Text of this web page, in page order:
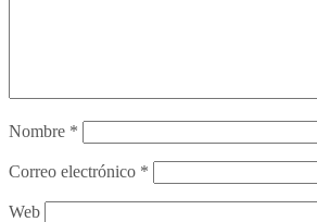
Nombre *
Correo electrónico *
Web